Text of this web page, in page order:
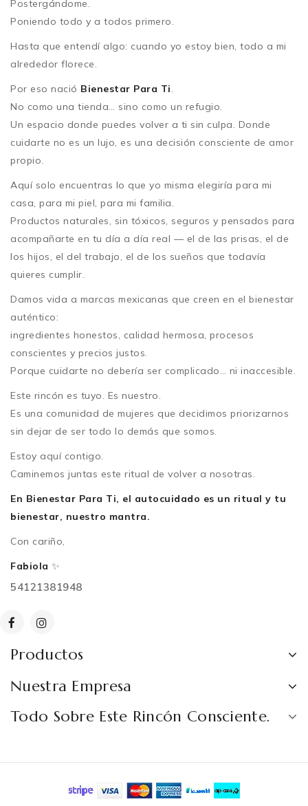
Postergándome.
Poniendo todo y a todos primero.
Hasta que entendí algo: cuando yo estoy bien, todo a mi
alrededor florece.
Por eso nació Bienestar Para Ti
No como una tienda… sino como un refugio.
Un espacio donde puedes volver a ti sin culpa. Donde
cuidarte no es un lujo, es una decisión consciente de amor
propio.
Aquí solo encuentras lo que yo misma elegiría para mi
casa, para mi piel, para mi familia.
Productos naturales, sin tóxicos, seguros y pensados para
acompañarte en tu día a día real — el de las prisas, el de
los hijos, el del trabajo, el de los sueños que todavía
quieres cumplir.
Damos vida a marcas mexicanas que creen en el bienestar
auténtico:
ingredientes honestos, calidad hermosa, procesos
conscientes y precios justos.
Porque cuidarte no debería ser complicado… ni inaccesible.
Este rincón es tuyo. Es nuestro.
Es una comunidad de mujeres que decidimos priorizarnos
sin dejar de ser todo lo demás que somos.
Estoy aquí contigo.
Caminemos juntas este ritual de volver a nosotras.
En Bienestar Para Ti, el autocuidado es un ritual y tu
bienestar, nuestro mantra.
Con cariño,
Fabiola ✨
54121381948
Productos
Nuestra Empresa
Todo Sobre Este Rincón Consciente.